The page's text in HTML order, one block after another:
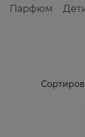
Парфюм